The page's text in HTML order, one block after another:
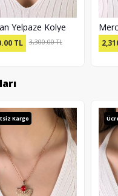
Yelpaze Kolye
TL 3,300.00 TL
Kargo